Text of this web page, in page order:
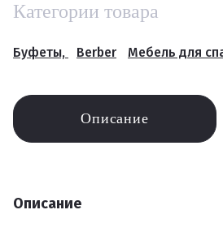
Категории товара
Буфеты, Berber Мебель для
Описание
Описание